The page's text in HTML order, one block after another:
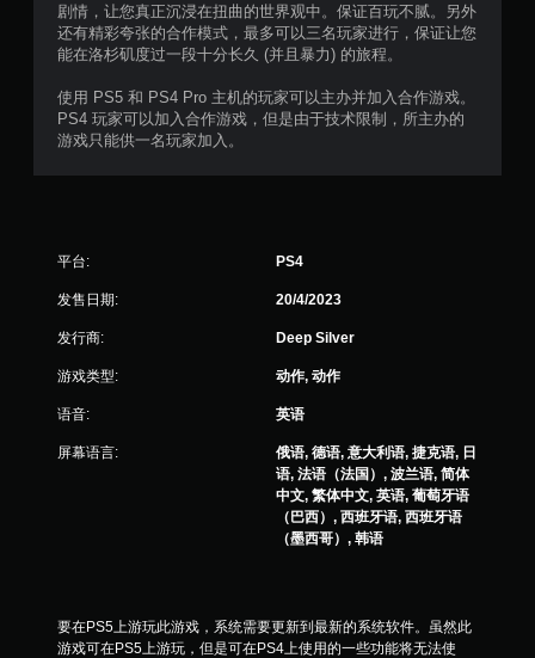
剧情，让您真正沉浸在扭曲的世界观中。保证百玩不腻。另外
还有精彩夸张的合作模式，最多可以三名玩家进行，保证让您
能在洛杉矶度过一段十分长久 (并且暴力) 的旅程。
使用 PS5 和 PS4 Pro 主机的玩家可以主办并加入合作游戏。
PS4 玩家可以加入合作游戏，但是由于技术限制，所主办的
游戏只能供一名玩家加入。
平台: PS4
发售日期: 20/4/2023
发行商: Deep Silver
游戏类型: 动作, 动作
语音: 英语
屏幕语言:
俄语, 德语, 意大利语, 捷克语, 日
语, 法语（法国）, 波兰语, 简体
中文, 繁体中文, 英语, 葡萄牙语
（巴西）, 西班牙语, 西班牙语
（墨西哥）, 韩语
要在PS5上游玩此游戏，系统需要更新到最新的系统软件。虽然此
游戏可在PS5上游玩，但是可在PS4上使用的一些功能将无法使